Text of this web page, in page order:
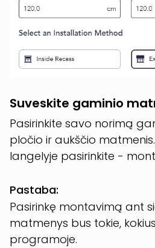
Suveskite gaminio
Pasirinkite savo norimą
pločio ir aukščio
langelyje pasirinkite -
Pastaba:
Pasirinkę montavimą ant
matmenys bus tokie,
programoje.